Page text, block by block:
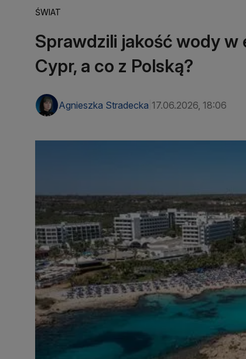
ŚWIAT
Sprawdzili jakość wody w
Cypr, a co z Polską?
Agnieszka Stradecka 17.06.2026, 18:06